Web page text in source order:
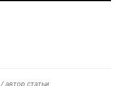
/ автор статьи